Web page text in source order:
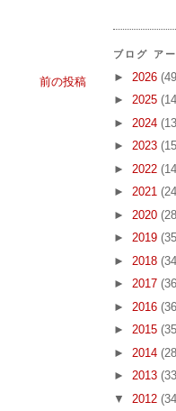
前の投稿
ブログ ア
► 2026
► 2025
► 2024
► 2023
► 2022
► 2021
► 2020
► 2019
► 2018
► 2017
► 2016
► 2015
► 2014
► 2013
▼ 2012